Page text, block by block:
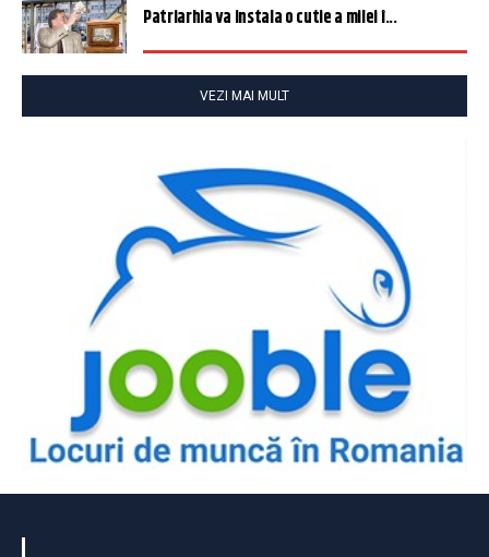
Patriarhia va instala o cutie a milei î...
VEZI MAI MULT